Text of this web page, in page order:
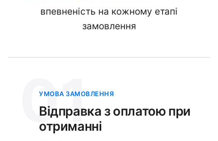
впевненість на кожному етапі
замовлення
01
УМОВА ЗАМОВЛЕННЯ
Відправка з оплатою при
отриманні